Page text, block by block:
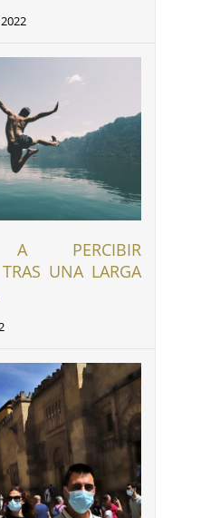
A PERCIBIR
UNA LARGA